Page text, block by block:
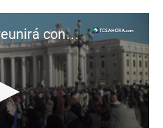
Papa Francisco se reunirá con el presidente de Argentina